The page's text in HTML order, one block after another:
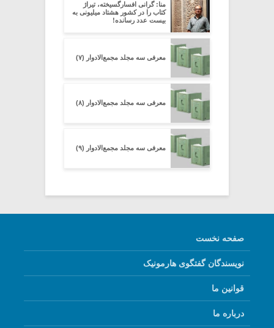
منا: گرانی افسارگسیخته، تیراژ
کتاب را در کشور هشتاد میلیونی به
بیست عدد رسانده!
معرفی سه مجلد مجمع‌الادوار (۷)
معرفی سه مجلد مجمع‌الادوار (۸)
معرفی سه مجلد مجمع‌الادوار (۹)
صفحه نخست
نویسندگان گفتگوی هارمونیک
قوانین ما
درباره ما